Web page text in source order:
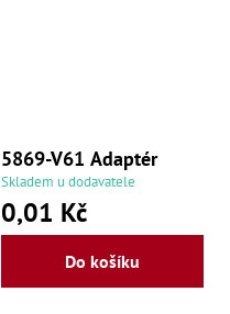
5869-V61 Adaptér
Skladem u dodavatele
0,01 Kč
Do košíku